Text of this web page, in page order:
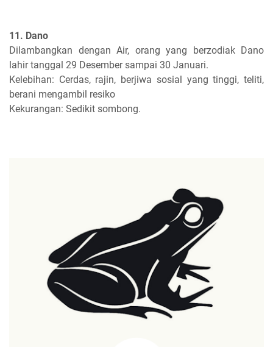
11. Dano
Dilambangkan dengan Air, orang yang berzodiak Dano
lahir tanggal 29 Desember sampai 30 Januari.
Kelebihan: Cerdas, rajin, berjiwa sosial yang tinggi, teliti,
berani mengambil resiko
Kekurangan: Sedikit sombong.